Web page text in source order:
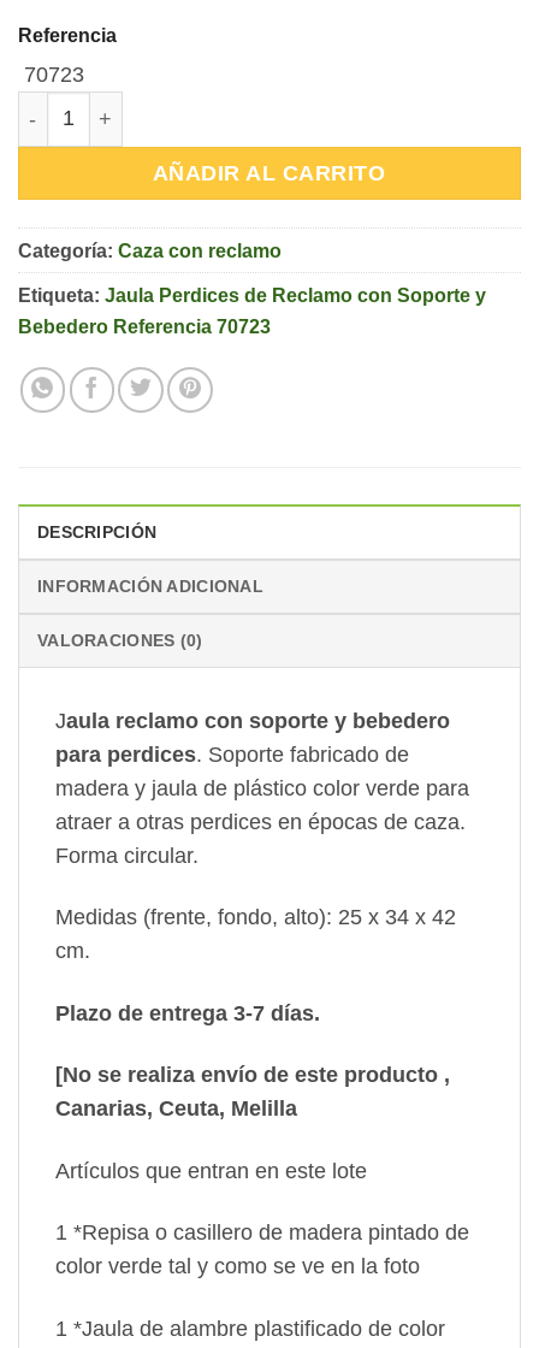
Referencia
70723
Jaula Perdices de Reclamo con Soporte y Bebedero
AÑADIR AL CARRITO
Categoría: Caza con reclamo
Etiqueta: Jaula Perdices de Reclamo con Soporte y
Bebedero Referencia 70723
DESCRIPCIÓN
INFORMACIÓN ADICIONAL
VALORACIONES (0)
Jaula reclamo con soporte y bebedero
para perdices. Soporte fabricado de
madera y jaula de plástico color verde para
atraer a otras perdices en épocas de caza.
Forma circular.
Medidas (frente, fondo, alto): 25 x 34 x 42
cm.
Plazo de entrega 3-7 días.
[No se realiza envío de este producto ,
Canarias, Ceuta, Melilla
Artículos que entran en este lote
1 *Repisa o casillero de madera pintado de
color verde tal y como se ve en la foto
1 *Jaula de alambre plastificado de color